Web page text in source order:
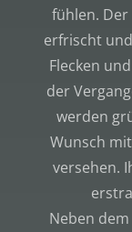
fühlen.
erfrischt
Flecken
der
werden
Wunsch
versehen.
Neben